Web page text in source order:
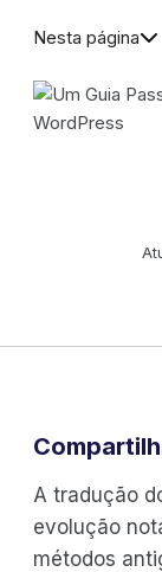
Nesta página
A tradução
evolução
métodos